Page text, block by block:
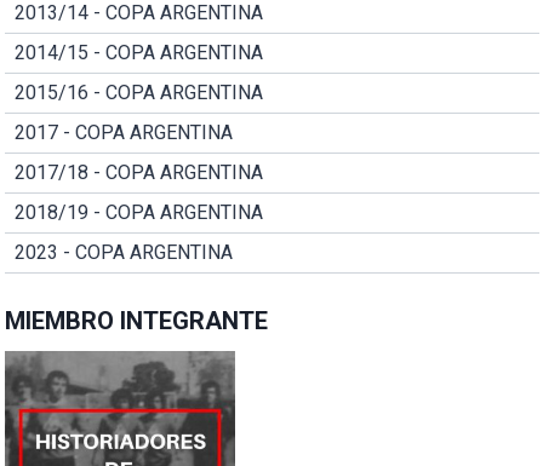
2013/14 - COPA ARGENTINA
2014/15 - COPA ARGENTINA
2015/16 - COPA ARGENTINA
2017 - COPA ARGENTINA
2017/18 - COPA ARGENTINA
2018/19 - COPA ARGENTINA
2023 - COPA ARGENTINA
MIEMBRO INTEGRANTE